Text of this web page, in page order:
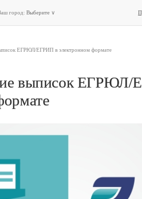
город: Выберите ∨
ЕГРЮЛ/ЕГРИП в электронном формате
выписок ЕГРЮЛ/